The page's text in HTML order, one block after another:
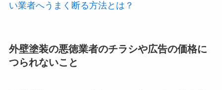
い業者へうまく断る方法とは？
外壁塗装の悪徳業者のチラシや広告の価格に
つられないこと